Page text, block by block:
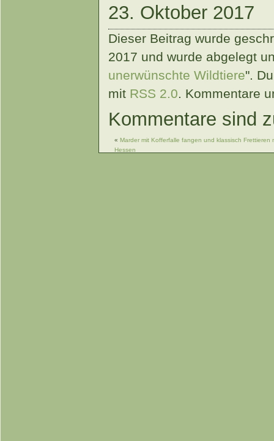
23. Oktober 2017
Dieser Beitrag wurde
2017 und wurde abgelegt
unerwünschte Wildtiere".
mit RSS 2.0. Kommentare
Kommentare sind
« Marder mit Kofferfalle fangen und klassisch Frettieren
Hessen